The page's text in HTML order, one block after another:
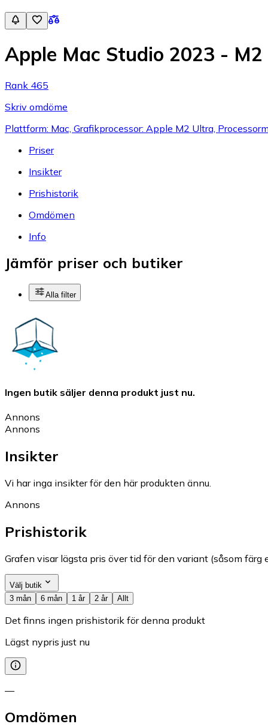
Apple Mac Studio 2023 - M2
Rank 465
Skriv omdöme
Plattform: Mac, Grafikprocessor: Apple M2 Ultra,
Priser
Insikter
Prishistorik
Omdömen
Info
Jämför priser och butiker
Alla filter
Ingen butik säljer denna produkt just nu.
Annons
Annons
Insikter
Vi har inga insikter för den här produkten ännu.
Annons
Prishistorik
Grafen visar lägsta pris över tid för den variant (såsom
Välj butik
3 mån
6 mån 1 år 2 år Allt
Det finns ingen prishistorik för denna produkt
Lägst nypris just nu
—
Omdömen